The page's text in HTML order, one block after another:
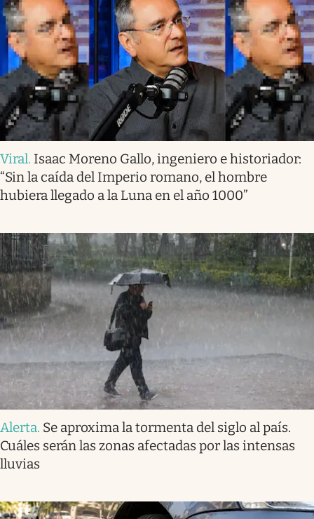
Viral. Isaac Moreno Gallo, ingeniero e historiador:
“Sin la caída del Imperio romano, el hombre
hubiera llegado a la Luna en el año 1000”
Alerta. Se aproxima la tormenta del siglo al país.
Cuáles serán las zonas afectadas por las intensas
lluvias